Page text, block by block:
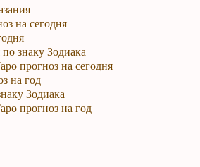
на сегодня
знаку Зодиака
прогноз на сегодня
на год
Зодиака
прогноз на год